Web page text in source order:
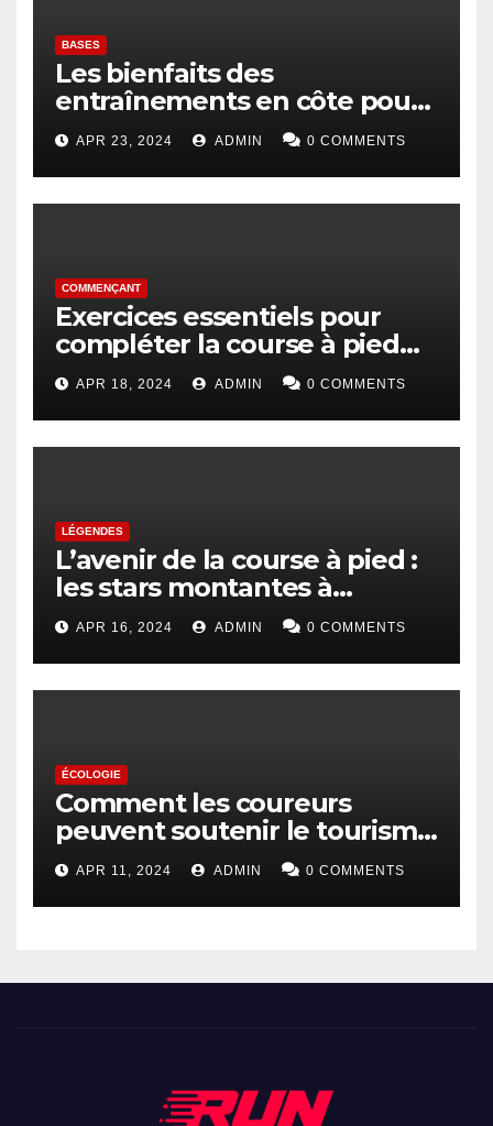
BASES
Les bienfaits des
entraînements en côte pour
les coureurs
APR 23, 2024 ADMIN 0 COMMENTS
COMMENÇANT
Exercices essentiels pour
compléter la course à pied
pour les débutants
APR 18, 2024 ADMIN 0 COMMENTS
LÉGENDES
L’avenir de la course à pied :
les stars montantes à
surveiller
APR 16, 2024 ADMIN 0 COMMENTS
ÉCOLOGIE
Comment les coureurs
peuvent soutenir le tourisme
durable
APR 11, 2024 ADMIN 0 COMMENTS